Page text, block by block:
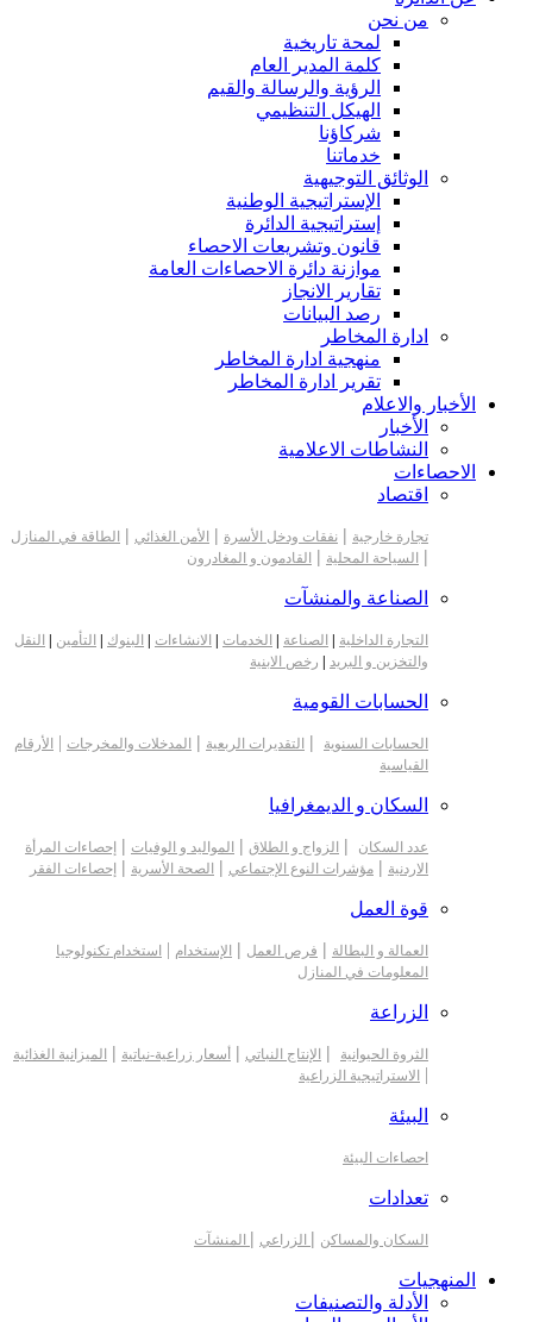
من نحن
لمحة تاريخية
كلمة المدير العام
الرؤية والرسالة والقيم
الهيكل التنظيمي
شركاؤنا
خدماتنا
الوثائق التوجيهية
الإستراتيجية الوطنية
إستراتيجية الدائرة
قانون وتشريعات الاحصاء
موازنة دائرة الاحصاءات العامة
تقارير الانجاز
رصد البيانات
ادارة المخاطر
منهجية ادارة المخاطر
تقرير ادارة المخاطر
الأخبار والاعلام
الأخبار
النشاطات الاعلامية
الاحصاءات
اقتصاد
تجارة خارجية | نفقات ودخل الأسرة | الأمن الغذائي | الطاقة في المنازل
| السياحة المحلية | القادمون و المغادرون
الصناعة والمنشآت
التجارة الداخلية | الصناعة | الخدمات | الانشاءات | البنوك | التأمين | النقل
والتخزين و البريد | رخص الابنية
الحسابات القومية
الحسابات السنوية | التقديرات الربعية | المدخلات والمخرجات | الأرقام
القياسية
السكان و الديمغرافيا
عدد السكان | الزواج و الطلاق | المواليد و الوفيات | إحصاءات المرأة
الاردنية | مؤشرات النوع الإجتماعي | الصحة الأسرية | إحصاءات الفقر
قوة العمل
العمالة و البطالة | فرص العمل | الإستخدام | استخدام تكنولوجيا
المعلومات في المنازل
الزراعة
الثروة الحيوانية | الإنتاج النباتي | أسعار زراعية-نباتية | الميزانية الغذائية
| الاستراتيجية الزراعية
البيئة
احصاءات البيئة
تعدادات
السكان والمساكن | الزراعي | المنشآت
المنهجيات
الأدلة والتصنيفات